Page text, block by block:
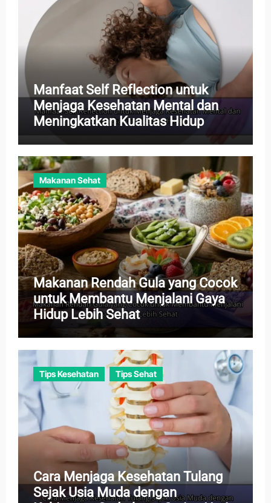
Manfaat Self Reflection untuk
Menjaga Kesehatan Mental dan
Meningkatkan Kualitas Hidup
Makanan Sehat
Makanan Rendah Gula yang Cocok
untuk Membantu Menjalani Gaya
Hidup Lebih Sehat
Tips Kesehatan Tips Sehat
Cara Menjaga Kesehatan Tulang
Sejak Usia Muda dengan